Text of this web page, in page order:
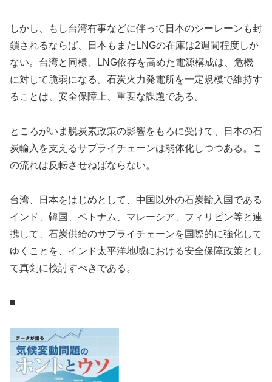
しかし、もし台湾有事などに伴って日本のシーレーンも封
鎖されるならば、日本もまたLNGの在庫は2週間程度しか
ない。台湾と同様、LNG依存を高めた電源構成は、危機
に対して脆弱になる。石炭火力発電所を一定規模で維持す
ることは、安全保障上、重要な課題である。
ところがいま脱炭素政策の影響をもろに受けて、日本の石
炭輸入を支えるサプライチェーンは弱体化しつつある。こ
の流れは反転させねばならない。
台湾、日本をはじめとして、中国以外の石炭輸入国である
インド、韓国、ベトナム、マレーシア、フィリピン等と連
携して、石炭供給のサプライチェーンを国際的に強化して
ゆくことを、インド太平洋地域における安全保障政策とし
て真剣に検討すべきである。
■